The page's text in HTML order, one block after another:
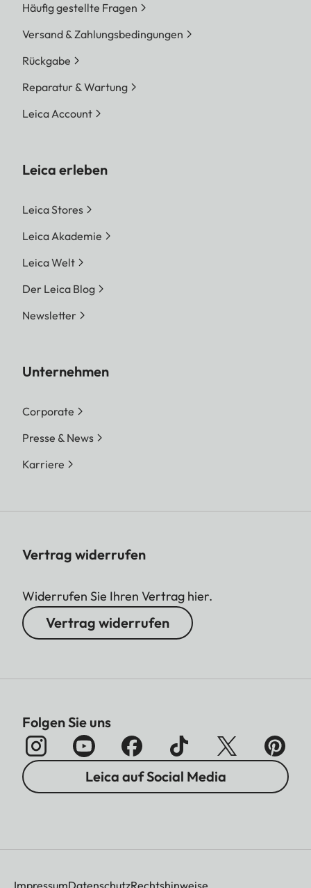
Häufig gestellte Fragen
Versand & Zahlungsbedingungen
Rückgabe
Reparatur & Wartung
Leica Account
Leica erleben
Leica Stores
Leica Akademie
Leica Welt
Der Leica Blog
Newsletter
Unternehmen
Corporate
Presse & News
Karriere
Vertrag widerrufen
Widerrufen Sie Ihren Vertrag hier.
Vertrag widerrufen
Folgen Sie uns
Leica auf Social Media